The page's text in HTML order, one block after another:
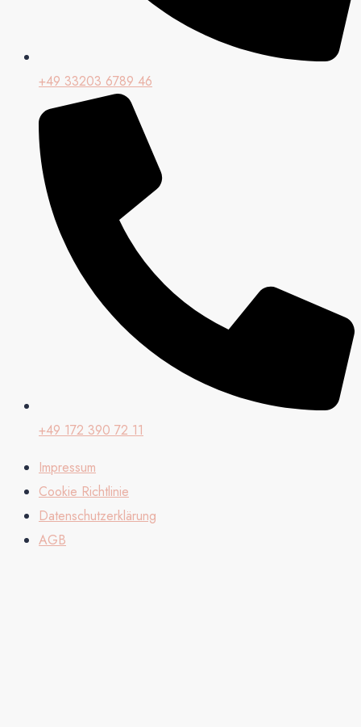
+49 33203 6789 46
+49 172 390 72 11
Impressum
Cookie Richtlinie
Datenschutzerklärung
AGB